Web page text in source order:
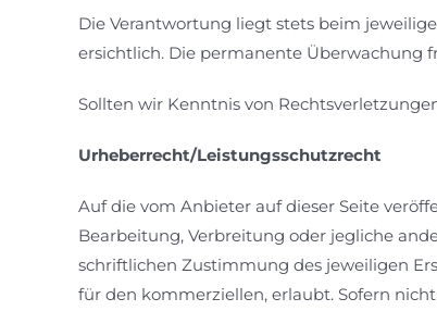
Die Verantwortung liegt stets beim
ersichtlich. Die permanente Überwachung
Sollten wir Kenntnis von
Urheberrecht/Leistungsschutzrecht
Auf die vom Anbieter auf dieser Seite
Bearbeitung, Verbreitung oder jegliche
schriftlichen Zustimmung des jeweiligen
für den kommerziellen, erlaubt. Sofern